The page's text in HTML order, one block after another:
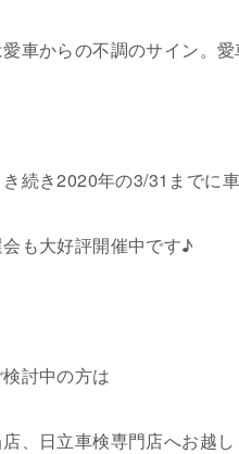
車からの不調のサイン。
続き2020年の3/31 までに
も大好評開催中です♪
討中の方は
、日立車検専門店へお越